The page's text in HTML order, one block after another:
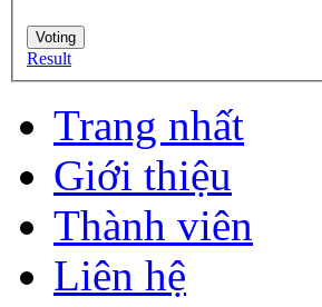
Result
Trang nhất
Giới thiệu
Thành viên
Liên hệ